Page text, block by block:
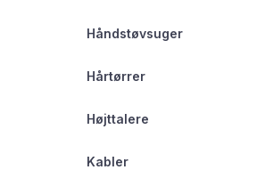
Håndstøvsuger
Hårtørrer
Højttalere
Kabler